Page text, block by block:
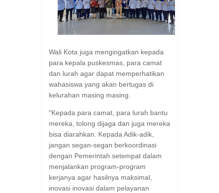
Wali Kota juga mengingatkan kepada
para kepala puskesmas, para camat
dan lurah agar dapat memperhatikan
wahasiswa yang akan bertugas di
kelurahan masing masing.
"Kepada para camat, para lurah bantu
mereka, tolong dijaga dan juga mereka
bisa diarahkan. Kepada Adik-adik,
jangan segan-segan berkoordinasi
dengan Pemerintah setempat dalam
menjalankan program-program
kerjanya agar hasilnya maksimal,
inovasi inovasi dalam pelayanan